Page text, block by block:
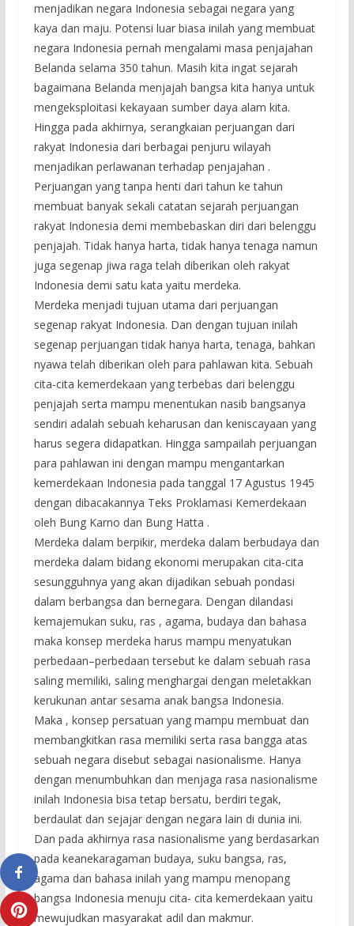
menjadikan negara Indonesia sebagai negara yang
kaya dan maju. Potensi luar biasa inilah yang membuat
negara Indonesia pernah mengalami masa penjajahan
Belanda selama 350 tahun. Masih kita ingat sejarah
bagaimana Belanda menjajah bangsa kita hanya untuk
mengeksploitasi kekayaan sumber daya alam kita.
Hingga pada akhirnya, serangkaian perjuangan dari
rakyat Indonesia dari berbagai penjuru wilayah
menjadikan perlawanan terhadap penjajahan .
Perjuangan yang tanpa henti dari tahun ke tahun
membuat banyak sekali catatan sejarah perjuangan
rakyat Indonesia demi membebaskan diri dari belenggu
penjajah. Tidak hanya harta, tidak hanya tenaga namun
juga segenap jiwa raga telah diberikan oleh rakyat
Indonesia demi satu kata yaitu merdeka.
Merdeka menjadi tujuan utama dari perjuangan
segenap rakyat Indonesia. Dan dengan tujuan inilah
segenap perjuangan tidak hanya harta, tenaga, bahkan
nyawa telah diberikan oleh para pahlawan kita. Sebuah
cita-cita kemerdekaan yang terbebas dari belenggu
penjajah serta mampu menentukan nasib bangsanya
sendiri adalah sebuah keharusan dan keniscayaan yang
harus segera didapatkan. Hingga sampailah perjuangan
para pahlawan ini dengan mampu mengantarkan
kemerdekaan Indonesia pada tanggal 17 Agustus 1945
dengan dibacakannya Teks Proklamasi Kemerdekaan
oleh Bung Karno dan Bung Hatta .
Merdeka dalam berpikir, merdeka dalam berbudaya dan
merdeka dalam bidang ekonomi merupakan cita-cita
sesungguhnya yang akan dijadikan sebuah pondasi
dalam berbangsa dan bernegara. Dengan dilandasi
kemajemukan suku, ras , agama, budaya dan bahasa
maka konsep merdeka harus mampu menyatukan
perbedaan–perbedaan tersebut ke dalam sebuah rasa
saling memiliki, saling menghargai dengan meletakkan
kerukunan antar sesama anak bangsa Indonesia.
Maka , konsep persatuan yang mampu membuat dan
membangkitkan rasa memiliki serta rasa bangga atas
sebuah negara disebut sebagai nasionalisme. Hanya
dengan menumbuhkan dan menjaga rasa nasionalisme
inilah Indonesia bisa tetap bersatu, berdiri tegak,
berdaulat dan sejajar dengan negara lain di dunia ini.
Dan pada akhirnya rasa nasionalisme yang berdasarkan
pada keanekaragaman budaya, suku bangsa, ras,
agama dan bahasa inilah yang mampu menopang
bangsa Indonesia menuju cita- cita kemerdekaan yaitu
mewujudkan masyarakat adil dan makmur.